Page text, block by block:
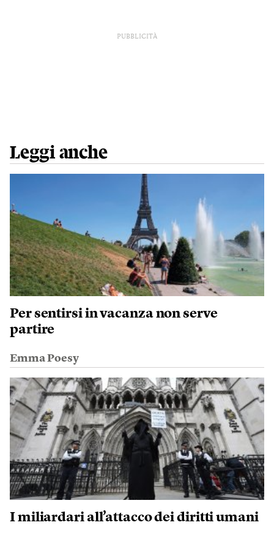
PUBBLICITÀ
Leggi anche
Per sentirsi in vacanza non serve
partire
Emma Poesy
I miliardari all’attacco dei diritti umani